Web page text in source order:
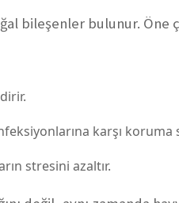
bileşenler bulunur. Öne
karşı koruma
stresini azaltır.